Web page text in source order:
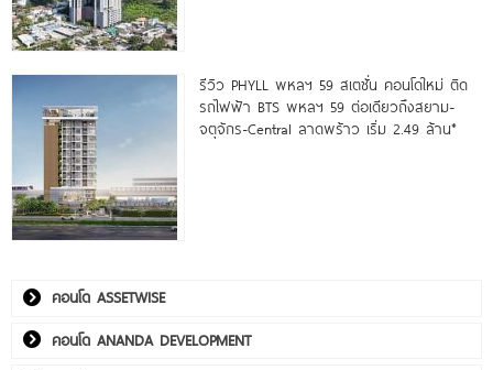
รีวิว PHYLL พหลฯ 59 สเตชั่น คอนโดใหม่ ติด
รถไฟฟ้า BTS พหลฯ 59 ต่อเดียวถึงสยาม-
จตุจักร-Central ลาดพร้าว เริ่ม 2.49 ล้าน*
คอนโด ASSETWISE
คอนโด ANANDA DEVELOPMENT